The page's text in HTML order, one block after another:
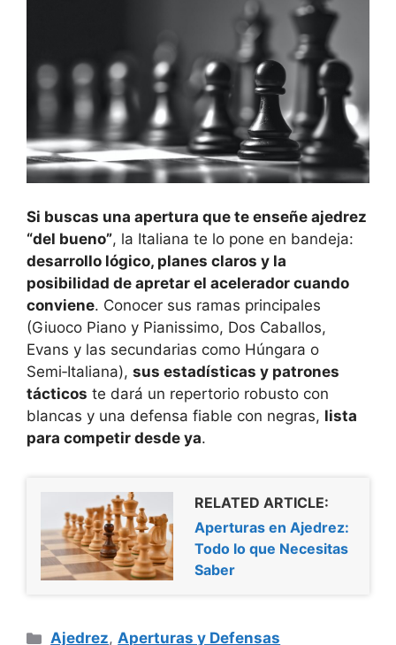
Si buscas una apertura que te enseñe ajedrez
“del bueno”, la Italiana te lo pone en bandeja:
desarrollo lógico, planes claros y la
posibilidad de apretar el acelerador cuando
conviene. Conocer sus ramas principales
(Giuoco Piano y Pianissimo, Dos Caballos,
Evans y las secundarias como Húngara o
Semi‑Italiana), sus estadísticas y patrones
tácticos te dará un repertorio robusto con
blancas y una defensa fiable con negras, lista
para competir desde ya.
RELATED ARTICLE:
Aperturas en Ajedrez:
Todo lo que Necesitas
Saber
Categorías
Ajedrez,Aperturas y Defensas